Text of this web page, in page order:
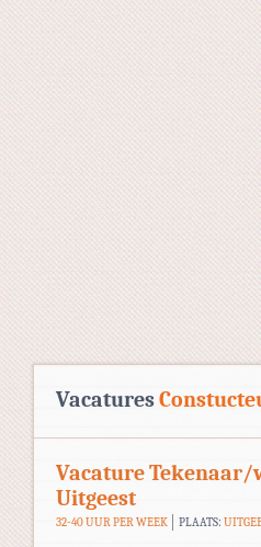
Vacatures
Vacature
Uitgeest
32-40 UUR PER WEEK PLAATS: